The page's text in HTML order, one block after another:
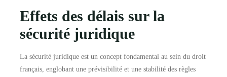
Effets des délais sur la
sécurité juridique
La sécurité juridique est un concept fondamental au sein du droit
français, englobant une prévisibilité et une stabilité des règles